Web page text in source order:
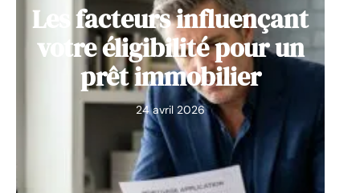
Les facteurs influençant
votre éligibilité pour un
prêt immobilier
24 avril 2026